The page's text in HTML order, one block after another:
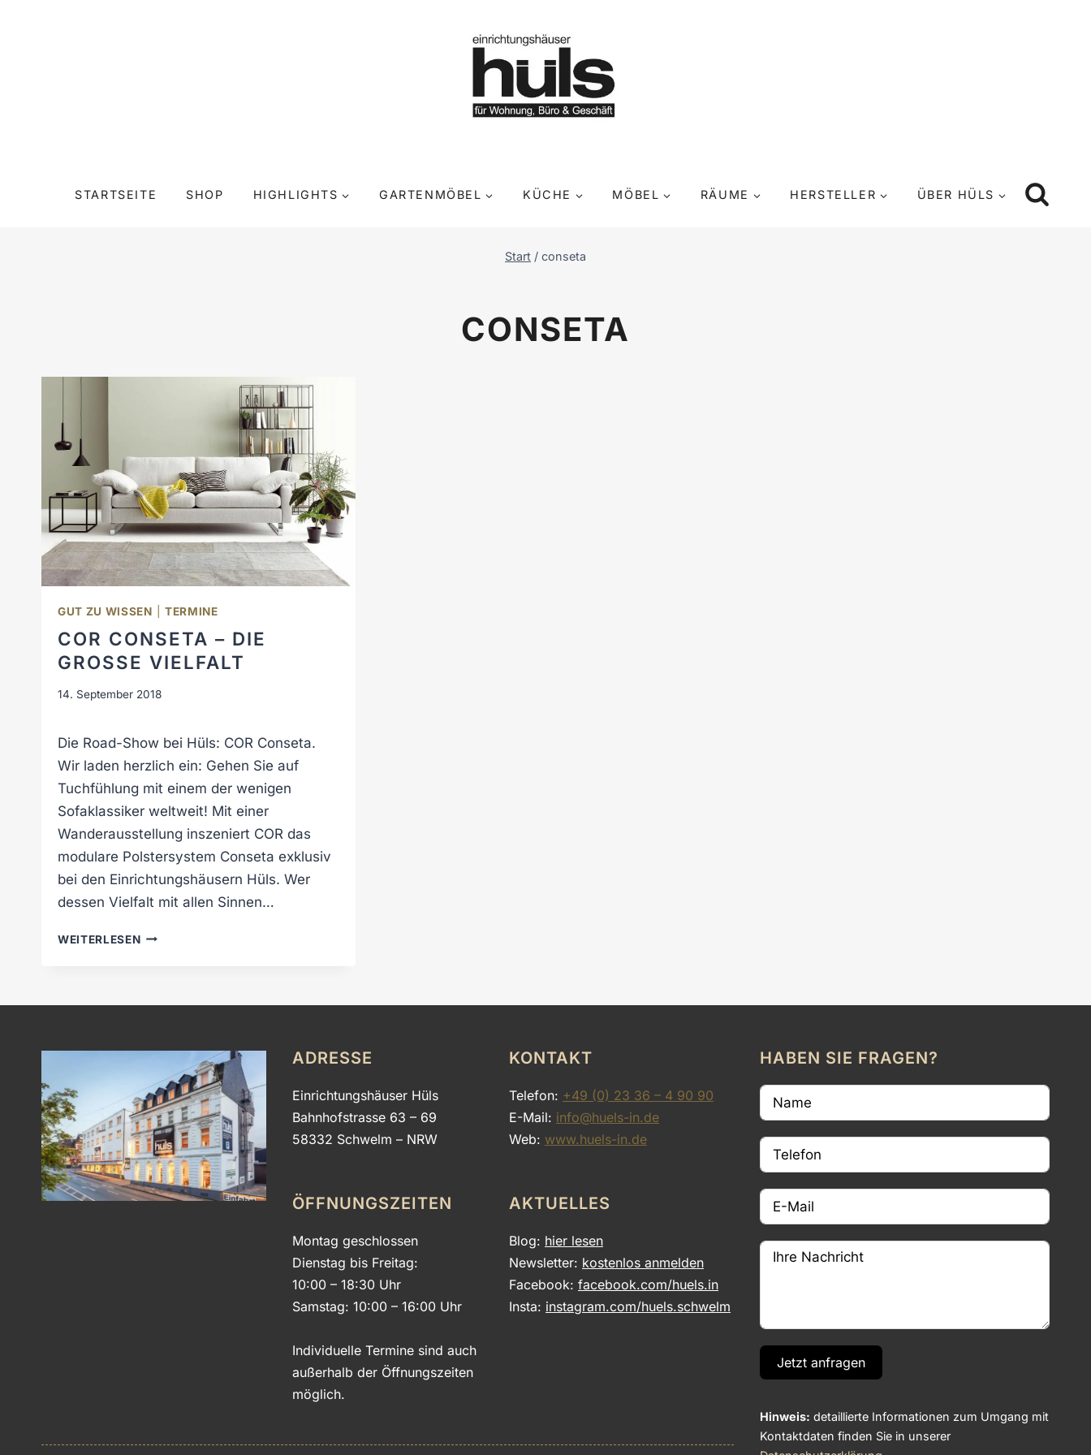
STARTSEITE SHOP HIGHLIGHTS GARTENMÖBEL KÜCHE MÖBEL RÄUME HERSTELLER ÜBER HÜLS
Start / conseta
CONSETA
GUT ZU WISSEN TERMINE
COR CONSETA – DIE
GROSSE VIELFALT
14. September 2018
Die Road-Show bei Hüls: COR Conseta.
Wir laden herzlich ein: Gehen Sie auf
Tuchfühlung mit einem der wenigen
Sofaklassiker weltweit! Mit einer
Wanderausstellung inszeniert COR das
modulare Polstersystem Conseta exklusiv
bei den Einrichtungshäusern Hüls. Wer
dessen Vielfalt mit allen Sinnen…
WEITERLESENC
A
–
D
I
E
G
ADRESSE
Einrichtungshäuser Hüls
Bahnhofstrasse 63 – 69
58332 Schwelm – NRW
ÖFFNUNGSZEITEN
Montag geschlossen
Dienstag bis Freitag:
10:00 – 18:30 Uhr
Samstag: 10:00 – 16:00 Uhr
Individuelle Termine sind auch
außerhalb der Öffnungszeiten
möglich.
KONTAKT
Telefon: +49 (0) 23 36 – 4 90 90
E-Mail: info@huels-in.de
Web: www.huels-in.de
AKTUELLES
Blog: hier lesen
Newsletter: kostenlos anmelden
Facebook:facebook.com/huels.in
Insta: instagram.com/huels.schwelm
HABEN SIE FRAGEN?
Jetzt anfragen
Hinweis: detaillierte Informationen zum Umgang mit
Kontaktdaten finden Sie in unserer